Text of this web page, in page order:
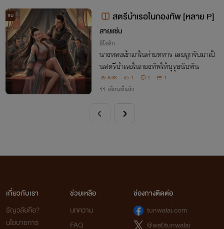
จบ สตรีบำเรอในกองทัพ [หลาย P]
สายแซ่บ
อีโรติก
นางหลงเข้ามาในค่ายทหาร เลยถูกจับมาเป็
นสตรีบำเรอในกองทัพให้บุรุษนับพัน
8.0K 1 1 1
11 เดือนที่แล้ว
เกี่ยวกับเรา
ธัญวลัยคือ?
นโยบายการ
ช่วยเหลือ
บทความ
FAQ
ช่องทางติดต่อ
tunwalai.com
@webtunwalai